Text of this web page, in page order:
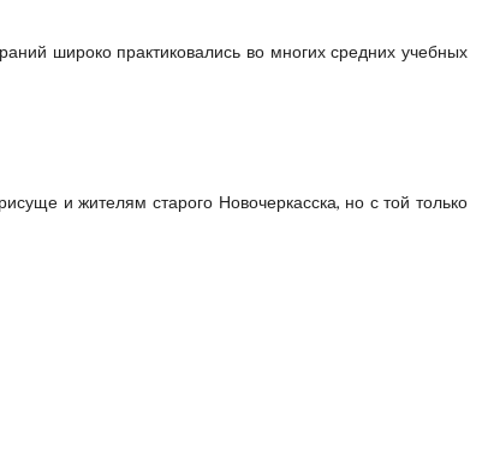
широко практиковались во многих средних учебных
и жителям старого Новочеркасска, но с той только